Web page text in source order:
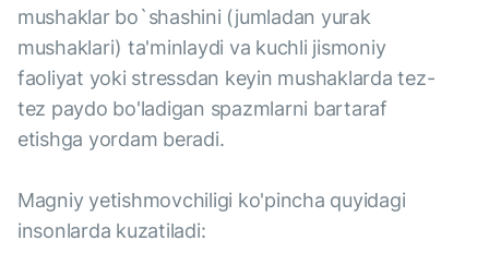
mushaklar bo`shashini (jumladan yurak
mushaklari) ta'minlaydi va kuchli jismoniy
faoliyat yoki stressdan keyin mushaklarda tez-
tez paydo bo'ladigan spazmlarni bartaraf
etishga yordam beradi.
Magniy yetishmovchiligi ko'pincha quyidagi
insonlarda kuzatiladi: